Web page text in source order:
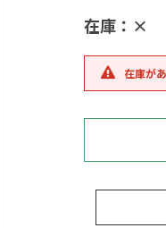
在庫：×
在庫が